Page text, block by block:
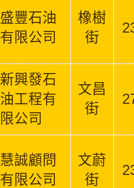
盛豐石油
有限公司
橡樹
街
新興發石
油工程有
限公司
文昌
街
慧誠顧問
有限公司
文蔚
街